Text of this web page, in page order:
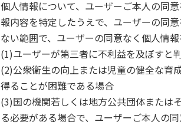
個人情報について、ユーザーご本人の同
報内容を特定したうえで、ユーザーの同
ない範囲で、ユーザーの同意なく個人情報
(1)ユーザーが第三者に不利益を及ぼすと
(2)公衆衛生の向上または児童の健全な育
得ることが困難である場合
(3)国の機関若しくは地方公共団体または
る必要がある場合で、ユーザーご本人の